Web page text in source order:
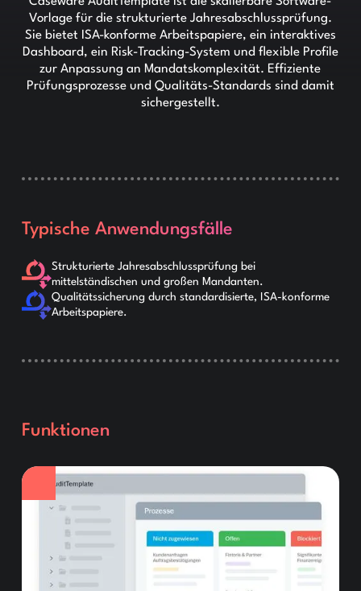
Vorlage für die strukturierte Jahresabschlussprüfung.
Sie bietet ISA-konforme Arbeitspapiere, ein interaktives
Dashboard, ein Risk-Tracking-System und flexible Profile
zur Anpassung an Mandatskomplexität. Effiziente
Prüfungsprozesse und Qualitäts-Standards sind damit
sichergestellt.
Typische Anwendungsfälle
Strukturierte Jahresabschlussprüfung bei
mittelständischen und großen Mandanten.
Qualitätssicherung durch standardisierte, ISA-konforme
Arbeitspapiere.
Funktionen